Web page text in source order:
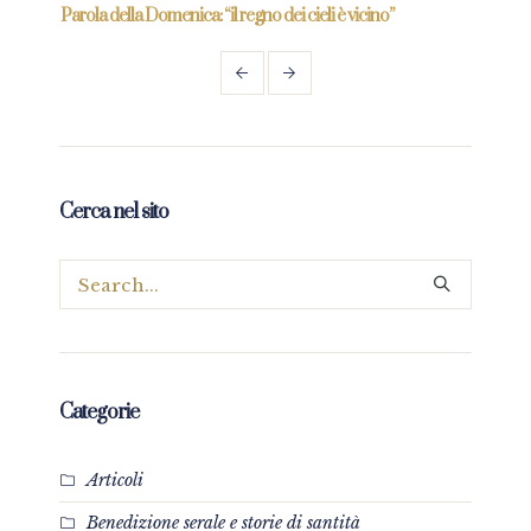
Parola della Domenica: “il regno dei cieli è vicino”
Cerca nel sito
Categorie
Articoli
Benedizione serale e storie di santità